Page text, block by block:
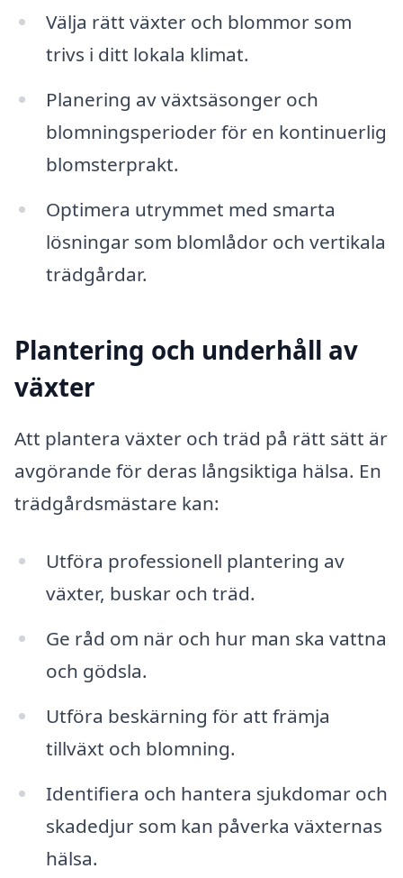
Välja rätt växter och blommor som
trivs i ditt lokala klimat.
Planering av växtsäsonger och
blomningsperioder för en kontinuerlig
blomsterprakt.
Optimera utrymmet med smarta
lösningar som blomlådor och vertikala
trädgårdar.
Plantering och underhåll av
växter
Att plantera växter och träd på rätt sätt är
avgörande för deras långsiktiga hälsa. En
trädgårdsmästare kan:
Utföra professionell plantering av
växter, buskar och träd.
Ge råd om när och hur man ska vattna
och gödsla.
Utföra beskärning för att främja
tillväxt och blomning.
Identifiera och hantera sjukdomar och
skadedjur som kan påverka växternas
hälsa.